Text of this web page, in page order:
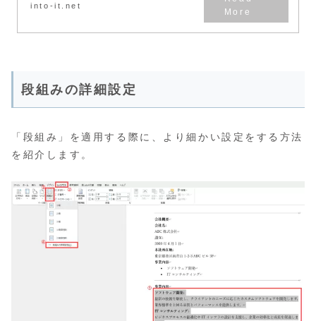
into-it.net
段組みの詳細設定
「段組み」を適用する際に、より細かい設定をする方法
を紹介します。